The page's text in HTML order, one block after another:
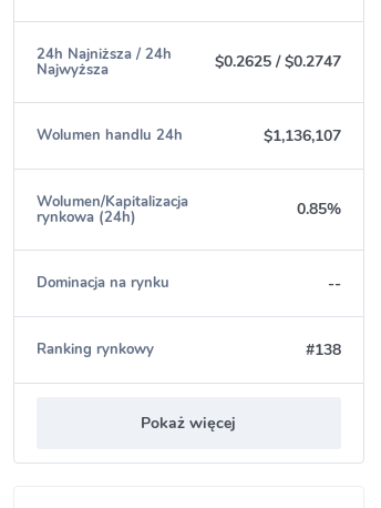
24h Najniższa / 24h
Najwyższa $0.2625 /$0.2747
Wolumen handlu 24h $1,136,107
Wolumen/Kapitalizacja
rynkowa (24h) 0.85%
Dominacja na rynku --
Ranking rynkowy #138
Pokaż więcej